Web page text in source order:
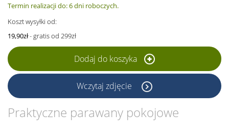
Termin realizacji do: 6 dni roboczych.
Koszt wysyłki od:
19,90zł- gratis od 299zł
Dodaj do koszyka
Wczytaj zdjęcie
Praktyczne parawany pokojowe